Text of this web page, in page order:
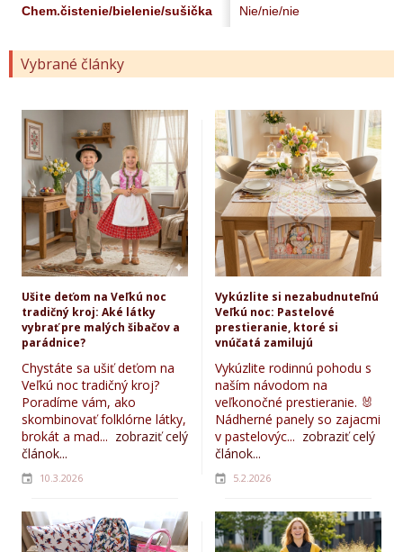
Chem.čistenie/bielenie/sušička Nie/nie/nie
Vybrané články
Ušite deťom na Veľkú noc
tradičný kroj: Aké látky
vybrať pre malých šibačov a
parádnice?
Chystáte sa ušiť deťom na
Veľkú noc tradičný kroj?
Poradíme vám, ako
skombinovať folklórne látky,
brokát a mad... zobraziť celý
článok...
10.3.2026
Vykúzlite si nezabudnuteľnú
Veľkú noc: Pastelové
prestieranie, ktoré si
vnúčatá zamilujú
Vykúzlite rodinnú pohodu s
naším návodom na
veľkonočné prestieranie. 🐰
Nádherné panely so zajacmi
v pastelovýc... zobraziť celý
článok...
5.2.2026